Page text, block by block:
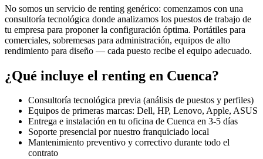
No somos un servicio de renting genérico: comenzamos con una
consultoría tecnológica donde analizamos los puestos de trabajo de
tu empresa para proponer la configuración óptima. Portátiles para
comerciales, sobremesas para administración, equipos de alto
rendimiento para diseño — cada puesto recibe el equipo adecuado.
¿Qué incluye el renting en Cuenca?
Consultoría tecnológica previa (análisis de puestos y perfiles)
Equipos de primeras marcas: Dell, HP, Lenovo, Apple, ASUS
Entrega e instalación en tu oficina de Cuenca en 3-5 días
Soporte presencial por nuestro franquiciado local
Mantenimiento preventivo y correctivo durante todo el
contrato